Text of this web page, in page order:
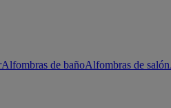
Alfombras de bañoAlfombras de salón